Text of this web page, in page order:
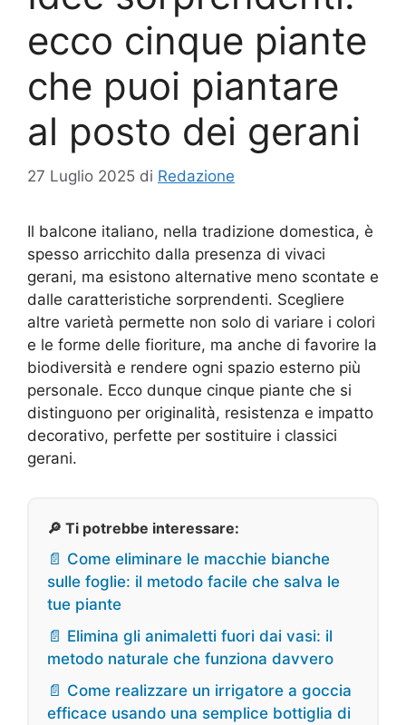
ecco cinque piante
che puoi piantare
al posto dei gerani
27 Luglio 2025 di Redazione
Il balcone italiano, nella tradizione domestica, è
spesso arricchito dalla presenza di vivaci
gerani, ma esistono alternative meno scontate e
dalle caratteristiche sorprendenti. Scegliere
altre varietà permette non solo di variare i colori
e le forme delle fioriture, ma anche di favorire la
biodiversità e rendere ogni spazio esterno più
personale. Ecco dunque cinque piante che si
distinguono per originalità, resistenza e impatto
decorativo, perfette per sostituire i classici
gerani.
🔎 Ti potrebbe interessare:
📄 Come eliminare le macchie bianche
sulle foglie: il metodo facile che salva le
tue piante
📄 Elimina gli animaletti fuori dai vasi: il
metodo naturale che funziona davvero
📄 Come realizzare un irrigatore a goccia
efficace usando una semplice bottiglia di